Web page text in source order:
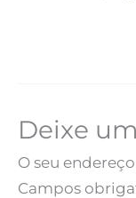
Deixe
O seu
Campos